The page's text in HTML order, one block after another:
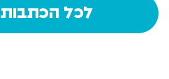
לכל הכתבות